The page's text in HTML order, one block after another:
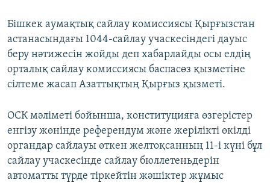
Бішкек аумақтық сайлау комиссиясы Қырғызстан
астанасындағы 1044-сайлау учаскесіндегі дауыс
беру нәтижесін жойды деп хабарлайды осы елдің
орталық сайлау комиссиясы баспасөз қызметіне
сілтеме жасап Азаттықтың Қырғыз қызметі.
ОСК мәліметі бойынша, конституцияға өзгерістер
енгізу жөнінде референдум және жерілікті өкілді
органдар сайлауы өткен желтоқсанның 11-і күні бұл
сайлау учаскесінде сайлау бюллетеньдерін
автоматты түрде тіркейтін жәшіктер жұмыс